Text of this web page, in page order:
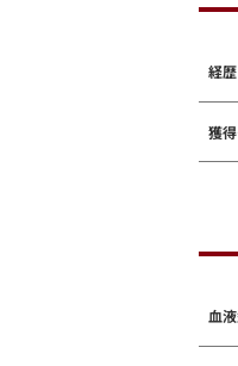
経歴
獲
血